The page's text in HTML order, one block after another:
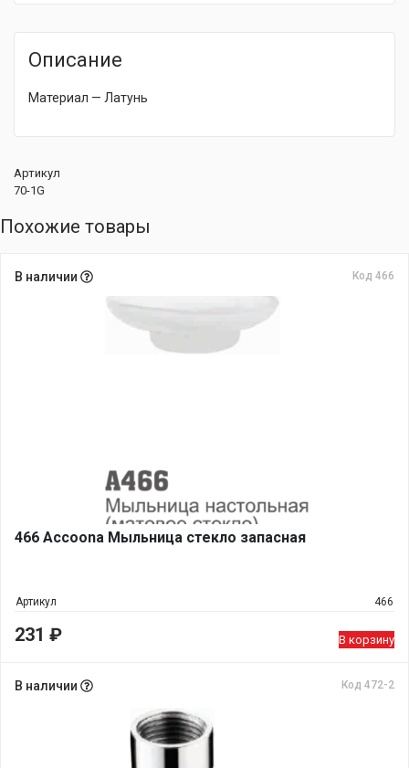
Описание
Материал — Латунь
Артикул
70-1G
Похожие товары
В наличии Код 466
466 Accoona Мыльница стекло запасная
Артикул 466
231 ₽ В корзину
В наличии Код 472-2